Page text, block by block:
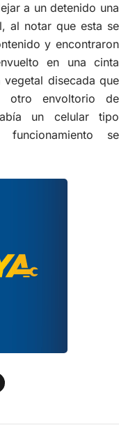
a un detenido una
al notar que esta se
y encontraron
en una cinta
vegetal disecada que
otro envoltorio de
un celular tipo
se